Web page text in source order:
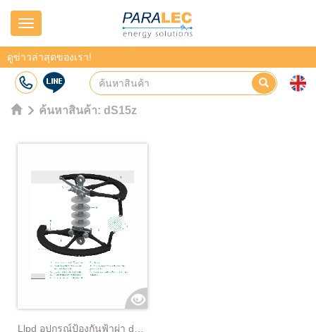
Navigation
ดูข่าวล่าสุดของเรา!
ค้นหาสินค้า: dS15z